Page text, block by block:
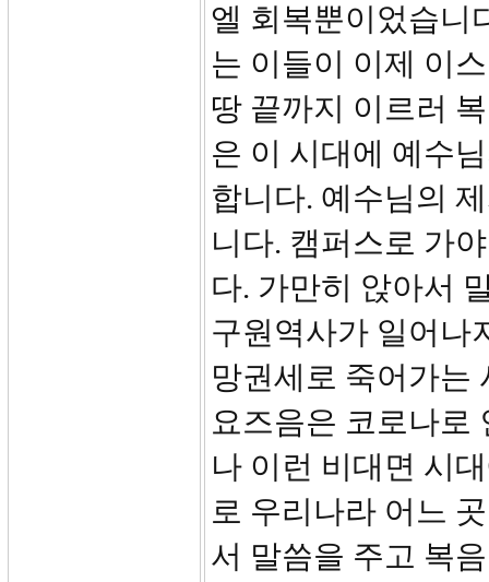
엘 회복뿐이었습니
는 이들이 이제 이
땅 끝까지 이르러
은 이 시대에 예수
합니다. 예수님의
니다. 캠퍼스로 가
다. 가만히 앉아서
구원역사가 일어나
망권세로 죽어가는
요즈음은 코로나로
나 이런 비대면 시
로 우리나라 어느
서 말씀을 주고 복